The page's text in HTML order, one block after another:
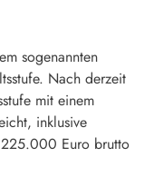
sogenannten
Nach derzeit
mit einem
inklusive
225.000 Euro brutto